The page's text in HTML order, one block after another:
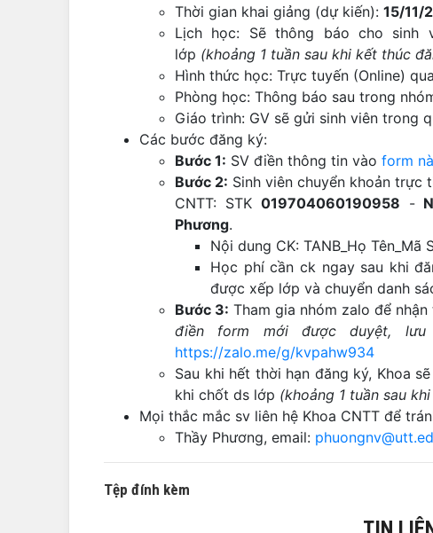
Thời gian khai giảng (dự kiến): 15/11/
Lịch học: Sẽ thông báo cho sinh
lớp (khoảng 1 tuần sau khi kết thúc
Hình thức học: Trực tuyến (Online)
Phòng học: Thông báo sau trong
Giáo trình: GV sẽ gửi sinh viên trong
Các bước đăng ký:
Bước 1: SV điền thông tin vào form
Bước 2: Sinh viên chuyển khoản trực
CNTT: STK 019704060190958 -
Phương.
Nội dung CK: TANB_Họ Tên_Mã
Học phí cần ck ngay sau khi
được xếp lớp và chuyển danh
Bước 3: Tham gia nhóm zalo để
điền form mới được duyệt,
https://zalo.me/g/kvpahw934
Sau khi hết thời hạn đăng ký, Khoa
khi chốt ds lớp (khoảng 1 tuần sau
Mọi thắc mắc sv liên hệ Khoa CNTT để
Thầy Phương, email:
Tệp đính kèm